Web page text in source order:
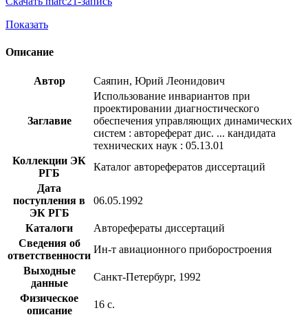
Показать
Описание
Автор Саяпин, Юрий Леонидович
Заглавие
Использование инвариантов при
проектировании диагностического
обеспечения управляющих динамических
систем : автореферат дис. ... кандидата
технических наук : 05.13.01
Коллекции ЭК
РГБ
Каталог авторефератов диссертаций
Дата
поступления в
ЭК РГБ
06.05.1992
Каталоги
Авторефераты диссертаций
Сведения об
ответственности
Ин-т авиационного приборостроения
Выходные
данные
Санкт-Петербург, 1992
Физическое
описание
16 с.